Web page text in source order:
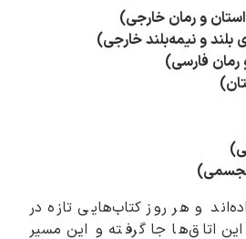
و رمان خارجی)
و نیمه‌بلند خارجی)
فارسی)
و هر روز کتاب‌هایی تازه در
اتاق‌ها جا گرفته و این مسیر